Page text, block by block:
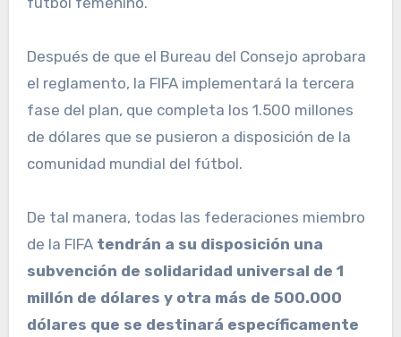
Después de que el Bureau del Consejo aprobara
el reglamento, la FIFA implementará la tercera
fase del plan, que completa los 1.500 millones
de dólares que se pusieron a disposición de la
comunidad mundial del fútbol.
De tal manera, todas las federaciones miembro
de la FIFA tendrán a su disposición una
subvención de solidaridad universal de 1
millón de dólares y otra más de 500.000
dólares que se destinará específicamente